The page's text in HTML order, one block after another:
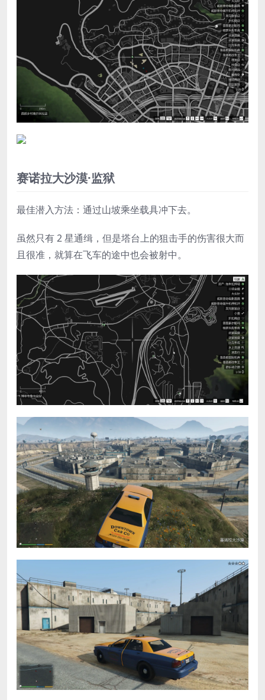
赛诺拉大沙漠·监狱
最佳潜入方法：通过山坡乘坐载具冲下去。
虽然只有 2 星通缉，但是塔台上的狙击手的伤害很大而
且很准，就算在飞车的途中也会被射中。